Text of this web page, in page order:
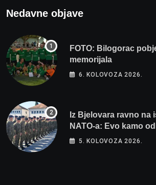
Nedavne objave
FOTO: Bilogorac
memorijala
6. KOLOVOZA 2026.
Iz Bjelovara ravno na
NATO-a: Evo kamo
vojnika i 6 vojnikinja
5. KOLOVOZA 2026.